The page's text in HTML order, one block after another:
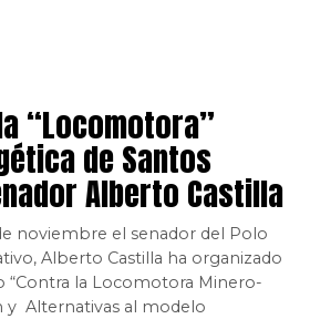
“Locomotora”
de Santos
Alberto Castilla
noviembre el senador del Polo
Alberto Castilla ha organizado
“Contra la Locomotora Minero-
y Alternativas al modelo